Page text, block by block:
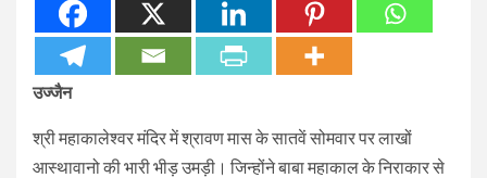
उज्जैन
श्री महाकालेश्वर मंदिर में श्रावण मास के सातवें सोमवार पर लाखों
आस्थावानो की भारी भीड़ उमड़ी। जिन्होंने बाबा महाकाल के निराकार से